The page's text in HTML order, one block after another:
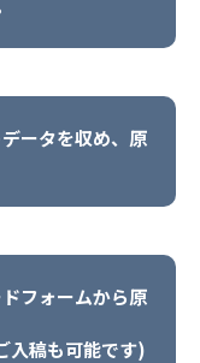
ータを収め、原
フォームから原
入稿も可能です)